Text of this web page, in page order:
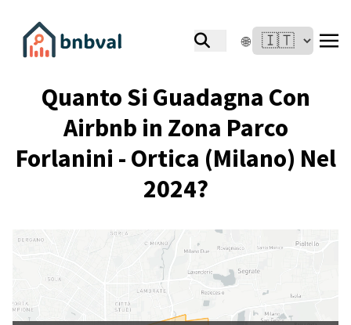
🌐
Quanto Si Guadagna Con
Airbnb in Zona Parco
Forlanini - Ortica (Milano) Nel
2024?